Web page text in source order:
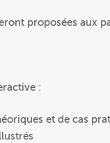
proposées aux
:
et de cas